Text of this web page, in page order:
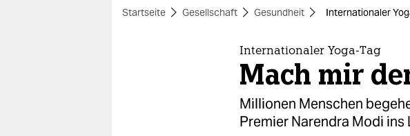
themen
Startseite Gesellschaft Gesundheit Internationaler
Internationaler Yoga-Tag
Mach mir
Millionen Menschen
Premier Narendra Modi